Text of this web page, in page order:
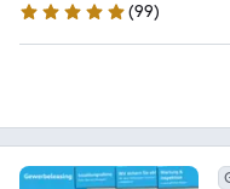
5 Sterne
(99)